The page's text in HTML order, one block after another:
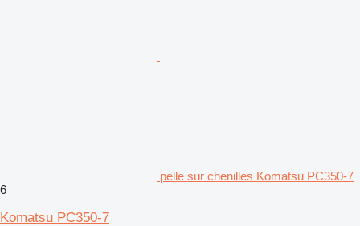
pelle sur chenilles Komatsu PC350-7
6
Komatsu PC350-7